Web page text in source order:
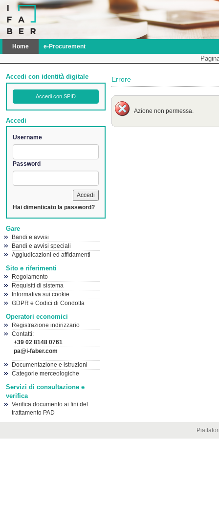
Home e-Procurement
Accedi con identità digitale
Accedi con SPID
Accedi
Username
Password
Hai dimenticato la password?
Gare
Bandi e avvisi
Bandi e avvisi speciali
Aggiudicazioni ed affidamenti
Sito e riferimenti
Regolamento
Requisiti di sistema
Informativa sui cookie
GDPR e Codici di Condotta
Operatori economici
Registrazione indirizzario
Contatti:
+39 02 8148 0761
pa@i-faber.com
Documentazione e istruzioni
Categorie merceologiche
Servizi di consultazione e
verifica
Verifica documento ai fini del
trattamento PAD
Errore
Azione non permessa.